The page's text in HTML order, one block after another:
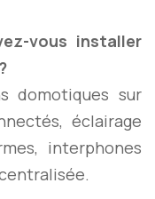
vous installer
domotiques sur
éclairage
interphones